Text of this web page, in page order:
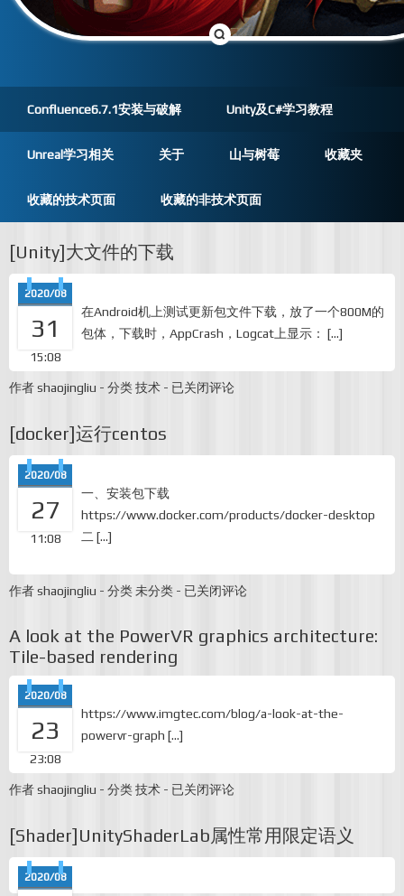
Confluence6.7.1安装与破解 Unity及C#学习教程
Unreal学习相关 关于 山与树莓 收藏夹
收藏的技术页面 收藏的非技术页面
[Unity]大文件的下载
2020/08
31
15:08
在Android机上测试更新包文件下载，放了一个800M的
包体，下载时，AppCrash，Logcat上显示： […]
作者shaojingliu - 分类技术 - [Unity]
已关闭评论
[docker]运行centos
2020/08
27
11:08
一、安装包下载
https://www.docker.com/products/docker-desktop
二 […]
作者shaojingliu - 分类未分类 - [docker]
centos
已关闭评论
A look at the PowerVR graphics architecture:
Tile-based rendering
2020/08
23
23:08
https://www.imgtec.com/blog/a-look-at-the-
powervr-graph […]
作者shaojingliu - 分类技术 - A
the
PowerVR
graphics
已关闭评论
[Shader]UnityShaderLab属性常用限定语义
2020/08